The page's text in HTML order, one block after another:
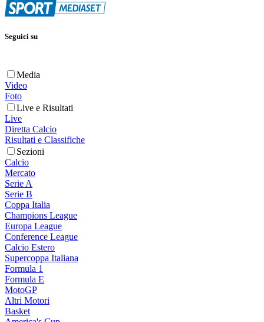
Seguici su
Media
Video
Foto
Live e Risultati
Live
Diretta Calcio
Risultati e Classifiche
Sezioni
Calcio
Mercato
Serie A
Serie B
Coppa Italia
Champions League
Europa League
Conference League
Calcio Estero
Supercoppa Italiana
Formula 1
Formula E
MotoGP
Altri Motori
Basket